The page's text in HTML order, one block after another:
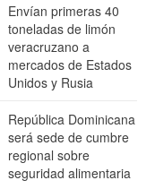
Envían primeras 40
toneladas de limón
veracruzano a
mercados de Estados
Unidos y Rusia
República Dominicana
será sede de cumbre
regional sobre
seguridad alimentaria